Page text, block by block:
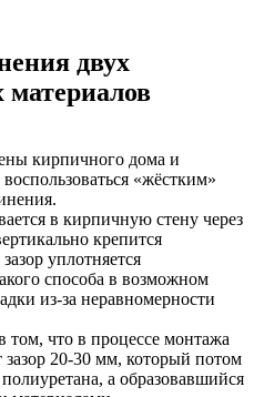
двух
материалов
кирпичного дома и
«жёстким»
в кирпичную стену через
крепится
уплотняется
способа в возможном
из-за неравномерности
том, что в процессе монтажа
20-30 мм, который потом
а образовавшийся